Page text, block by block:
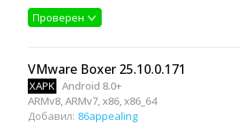
Проверен
VMware Boxer 25.10.0.171
XAPK Android 8.0+
ARMv8, ARMv7, x86, x86_64
Добавил: 86appealing